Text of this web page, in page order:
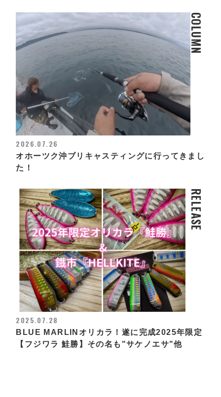
COLUMN
2026.07.26
オホーツク沖ブリキャスティングに行ってきまし
た！
RELEASE
2025.07.28
BLUE MARLINオリカラ！遂に完成2025年限定
【フジワラ 鮭勝】その名も"サケノエサ"他